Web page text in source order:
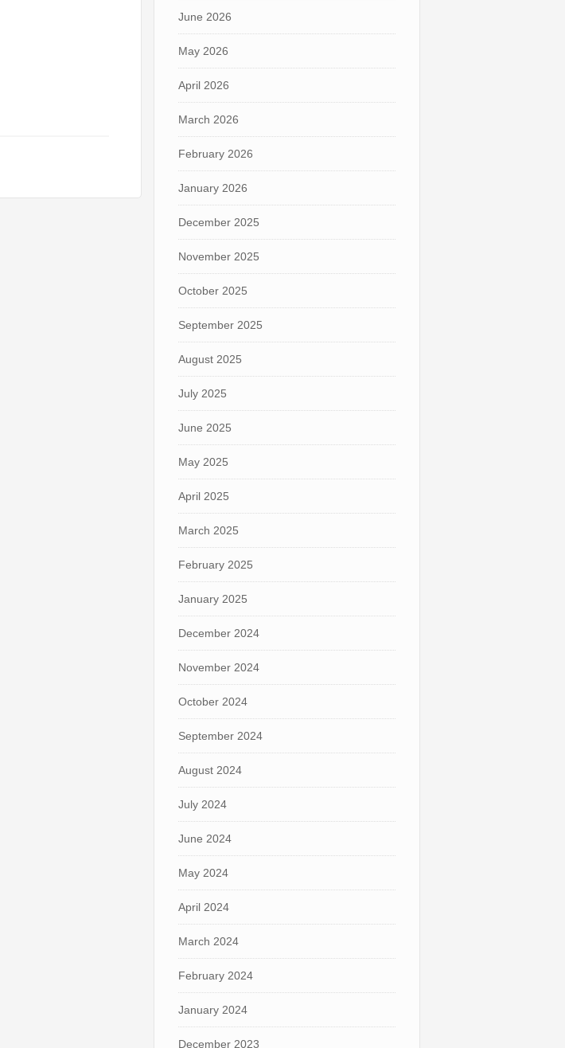
June 2026
May 2026
April 2026
March 2026
February 2026
January 2026
December 2025
November 2025
October 2025
September 2025
August 2025
July 2025
June 2025
May 2025
April 2025
March 2025
February 2025
January 2025
December 2024
November 2024
October 2024
September 2024
August 2024
July 2024
June 2024
May 2024
April 2024
March 2024
February 2024
January 2024
December 2023